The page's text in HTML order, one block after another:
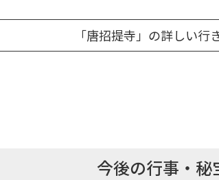
「唐招提寺」の詳しい行
今後の行事・秘